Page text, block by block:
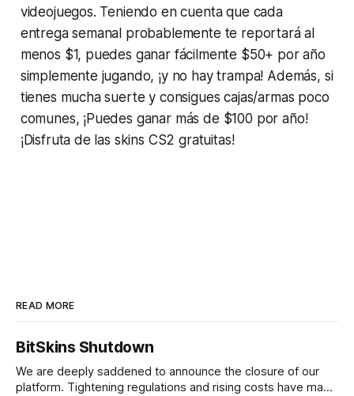
videojuegos. Teniendo en cuenta que cada
entrega semanal probablemente te reportará al
menos $1, puedes ganar fácilmente $50+ por año
simplemente jugando, ¡y no hay trampa! Además, si
tienes mucha suerte y consigues cajas/armas poco
comunes, ¡Puedes ganar más de $100 por año!
¡Disfruta de las skins CS2 gratuitas!
READ MORE
BitSkins Shutdown
We are deeply saddened to announce the closure of our
platform. Tightening regulations and rising costs have made